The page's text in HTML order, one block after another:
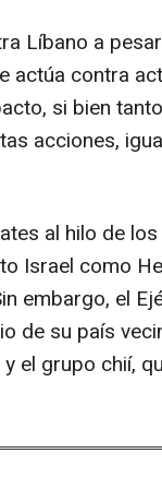
Líbano a
actúa contra
si bien
acciones,
al hilo de
Israel como
embargo, el
de su país
el grupo chií,